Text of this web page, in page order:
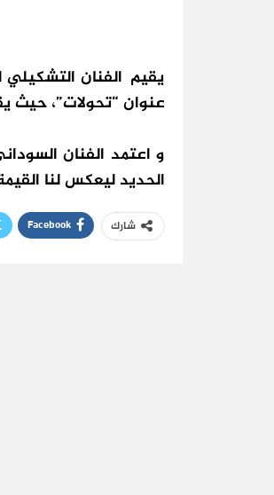
يقيم الفنان
عنوان “تحولات”، حيث
و اعتمد الفنان
الحديدليعكس لنا
شارك Facebook